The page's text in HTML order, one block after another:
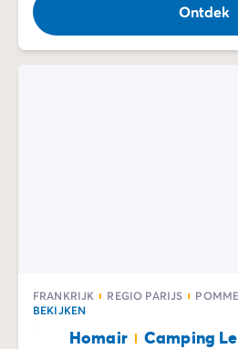
Ontdek
FRANKRIJK REGIO PARIJS
BEKIJKEN
Homair Camping